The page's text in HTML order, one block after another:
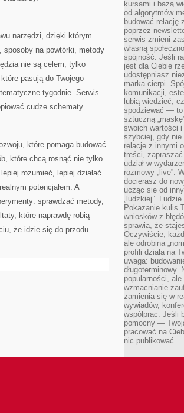
narzędzi, dzięki którym
na powtórki, metody
nie są celem, tylko
pasują do Twojego
tygodnie. Serwis
cudze schematy.
które pomaga budować
które chcą rosnąć nie tylko
rozumieć, lepiej działać.
potencjałem. A
sprawdzać metody,
które naprawdę robią
że idzie się do przodu.
kursami i bazą
od algorytmów
budować relację
poprzez
serwis zmieni
własną
spójność. Jeśli
jest dla Ciebie
udostępniasz
marka cierpi.
komunikacji,
lubią wiedzieć,
spodziewać — to
sztuczną
swoich wartości
szybciej, gdy nie
relacje z innymi
treści,
udział w
rozmowy „live”.
docierasz do
ucząc się od
„ludzkiej”.
Pokazanie kulis
wniosków z
sprawia, że
Oczywiście,
ale odrobina
profili działa na
uwaga:
popularności,
wzmacnianie
zamienia się w
wywiadów,
współprac. Jeśli
pomocny —
pracować na
nic publikować.